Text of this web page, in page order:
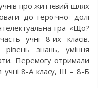
про життєвий шлях
до героїчної долі
гра «Що?
учні 8-их класів.
знань, уміння
Перемогу отримали
учні 8-А класу, III – 8-Б